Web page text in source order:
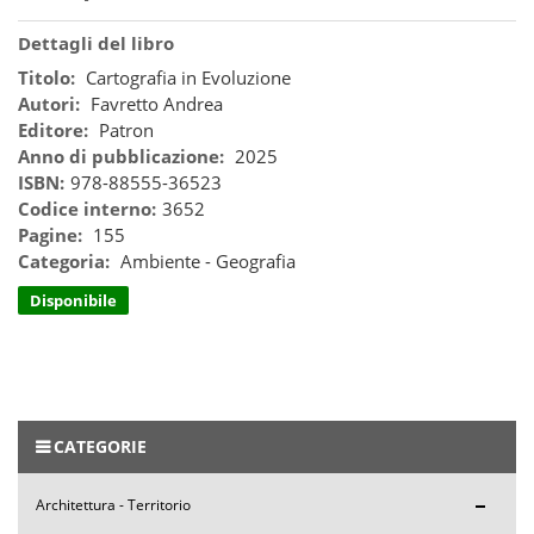
Dettagli del libro
Titolo: Cartografia in Evoluzione
Autori: Favretto Andrea
Editore: Patron
Anno di pubblicazione: 2025
ISBN: 978-88555-36523
Codice interno: 3652
Pagine: 155
Categoria: Ambiente - Geografia
Disponibile
CATEGORIE
Architettura - Territorio